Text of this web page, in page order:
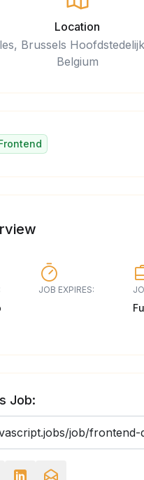
Location
Brussels
Belgium
Frontend
JOB EXPIRES:
Job: